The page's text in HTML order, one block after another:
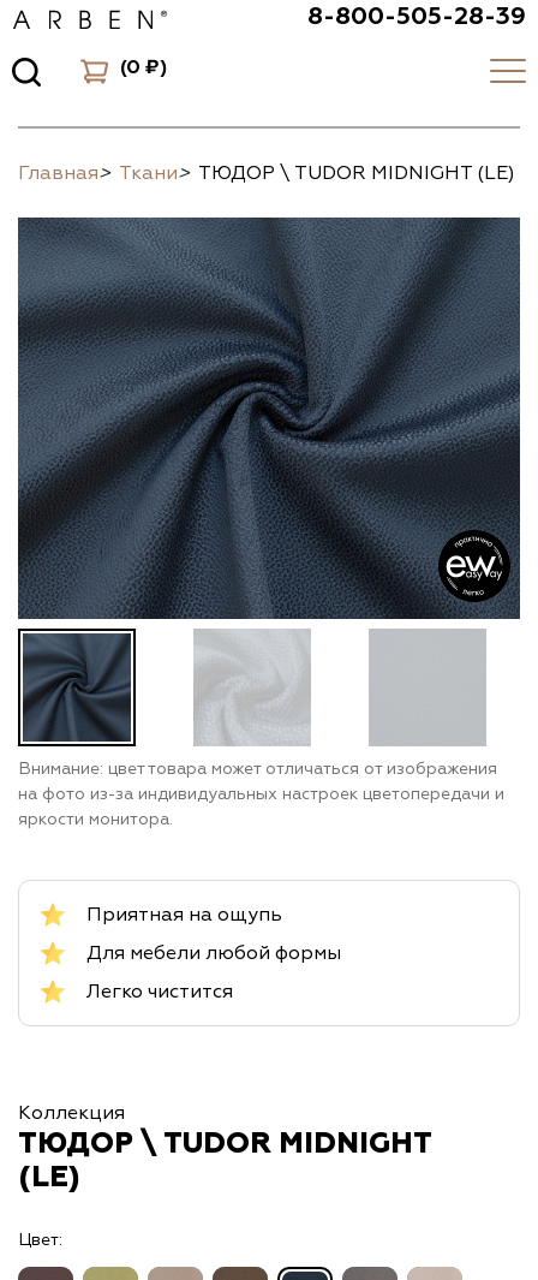
8-800-505-28-39
(0 ₽)
Главная> Ткани> ТЮДОР \ TUDOR MIDNIGHT (LE)
Внимание: цвет товара может отличаться от изображения
на фото из-за индивидуальных настроек цветопередачи и
яркости монитора.
Приятная на ощупь
Для мебели любой формы
Легко чистится
Коллекция
ТЮДОР \ TUDOR MIDNIGHT
(LE)
Цвет: